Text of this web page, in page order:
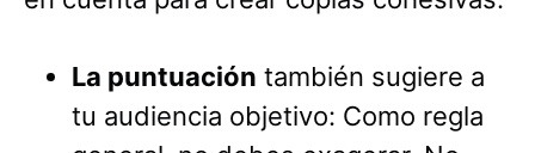
La puntuación también sugiere a
tu audiencia objetivo: Como regla